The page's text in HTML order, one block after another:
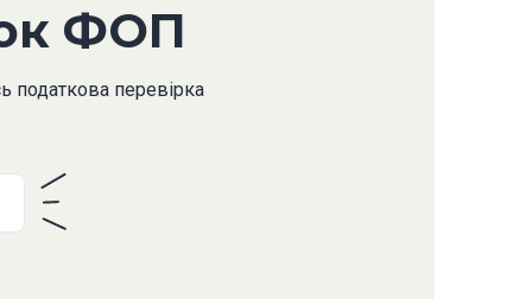
ФОП
податкова перевірка